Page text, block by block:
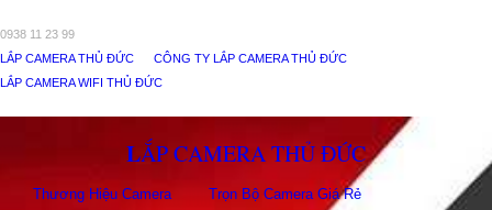
0938 11 23 99
LẮP CAMERA THỦ ĐỨC
CÔNG TY LẮP CAMERA THỦ ĐỨC
LẮP CAMERA WIFI THỦ ĐỨC
LẮP CAMERA THỦ ĐỨC
Thương Hiệu Camera Trọn Bộ Camera Giá Rẻ